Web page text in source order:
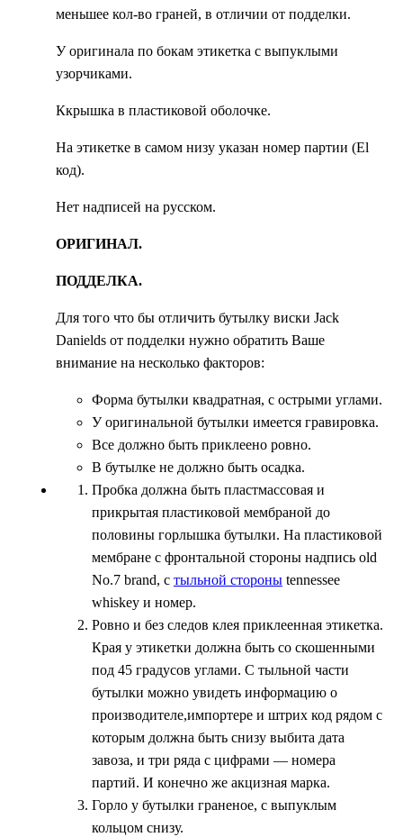
меньшее кол-во граней, в отличии от подделки.
У оригинала по бокам этикетка с выпуклыми
узорчиками.
Ккрышка в пластиковой оболочке.
На этикетке в самом низу указан номер партии (El
код).
Нет надписей на русском.
ОРИГИНАЛ.
ПОДДЕЛКА.
Для того что бы отличить бутылку виски Jack
Danields от подделки нужно обратить Ваше
внимание на несколько факторов:
Форма бутылки квадратная, с острыми углами.
У оригинальной бутылки имеется гравировка.
Все должно быть приклеено ровно.
В бутылке не должно быть осадка.
Пробка должна быть пластмассовая и
прикрытая пластиковой мембраной до
половины горлышка бутылки. На пластиковой
мембране с фронтальной стороны надпись old
No.7 brand, с тыльной стороны tennessee
whiskey и номер.
Ровно и без следов клея приклеенная этикетка.
Края у этикетки должна быть со скошенными
под 45 градусов углами. С тыльной части
бутылки можно увидеть информацию о
производителе,импортере и штрих код рядом с
которым должна быть снизу выбита дата
завоза, и три ряда с цифрами — номера
партий. И конечно же акцизная марка.
Горло у бутылки граненое, с выпуклым
кольцом снизу.